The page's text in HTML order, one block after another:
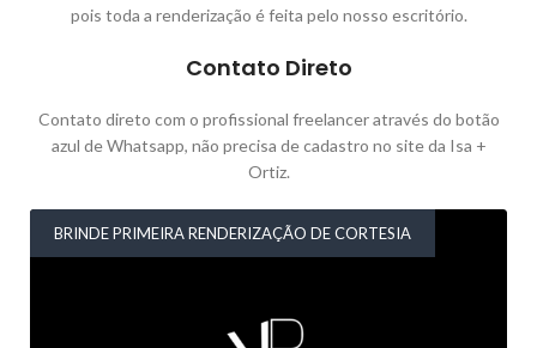
pois toda a renderização é feita pelo nosso escritório.
Contato Direto
Contato direto com o profissional freelancer através do botão
azul de Whatsapp, não precisa de cadastro no site da Isa +
Ortiz.
BRINDE PRIMEIRA RENDERIZAÇÃO DE CORTESIA